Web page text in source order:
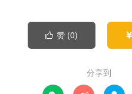
 赞 (0) 
分享到